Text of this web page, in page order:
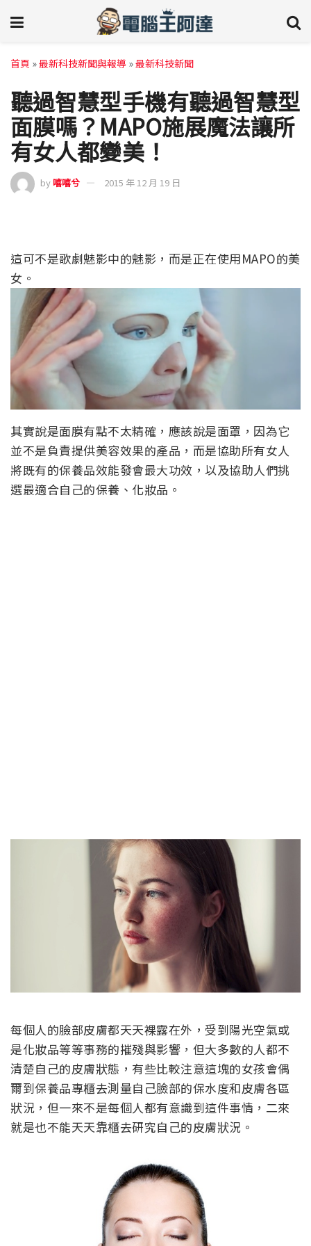
首頁 »最新科技新聞與報導 »最新科技新聞
聽過智慧型手機有聽過智慧型
面膜嗎？MAPO施展魔法讓所
有女人都變美！
by嘻嘻兮 2015 年 12 月 19 日
這可不是歌劇魅影中的魅影，而是正在使用MAPO的美
女。
其實說是面膜有點不太精確，應該說是面罩，因為它
並不是負責提供美容效果的產品，而是協助所有女人
將既有的保養品效能發會最大功效，以及協助人們挑
選最適合自己的保養、化妝品。
每個人的臉部皮膚都天天裸露在外，受到陽光空氣或
是化妝品等等事務的摧殘與影響，但大多數的人都不
清楚自己的皮膚狀態，有些比較注意這塊的女孩會偶
爾到保養品專櫃去測量自己臉部的保水度和皮膚各區
狀況，但一來不是每個人都有意識到這件事情，二來
就是也不能天天靠櫃去研究自己的皮膚狀況。